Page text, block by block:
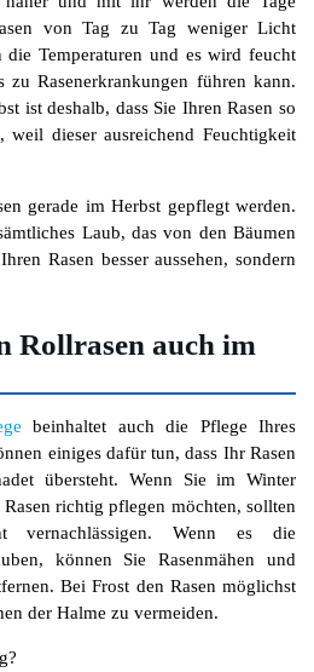
von Tag zu Tag weniger Licht
die Temperaturen und es wird feucht
zu Rasenerkrankungen führen kann.
ist deshalb, dass Sie Ihren Rasen so
dieser ausreichend Feuchtigkeit
gerade im Herbst gepflegt werden.
Laub, das von den Bäumen
Rasen besser aussehen, sondern
Rollrasen auch im
beinhaltet auch die Pflege Ihres
einiges dafür tun, dass Ihr Rasen
übersteht. Wenn Sie im Winter
richtig pflegen möchten, sollten
Wenn es die
können Sie Rasenmähen und
Bei Frost den Rasen möglichst
der Halme zu vermeiden.